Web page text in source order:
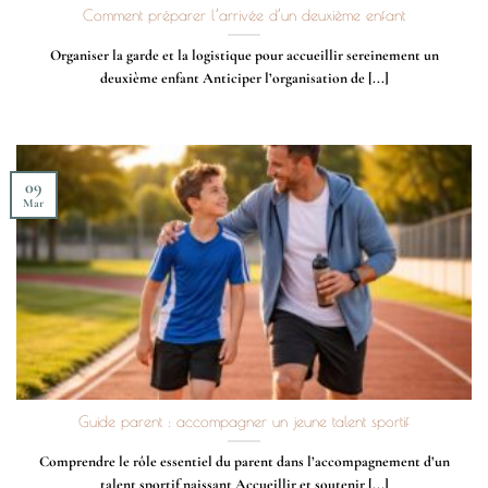
Comment préparer l’arrivée d’un deuxième enfant
Organiser la garde et la logistique pour accueillir sereinement un
deuxième enfant Anticiper l’organisation de [...]
Guide parent : accompagner un jeune talent sportif
Comprendre le rôle essentiel du parent dans l’accompagnement d’un
talent sportif naissant Accueillir et soutenir [...]
09
Mar